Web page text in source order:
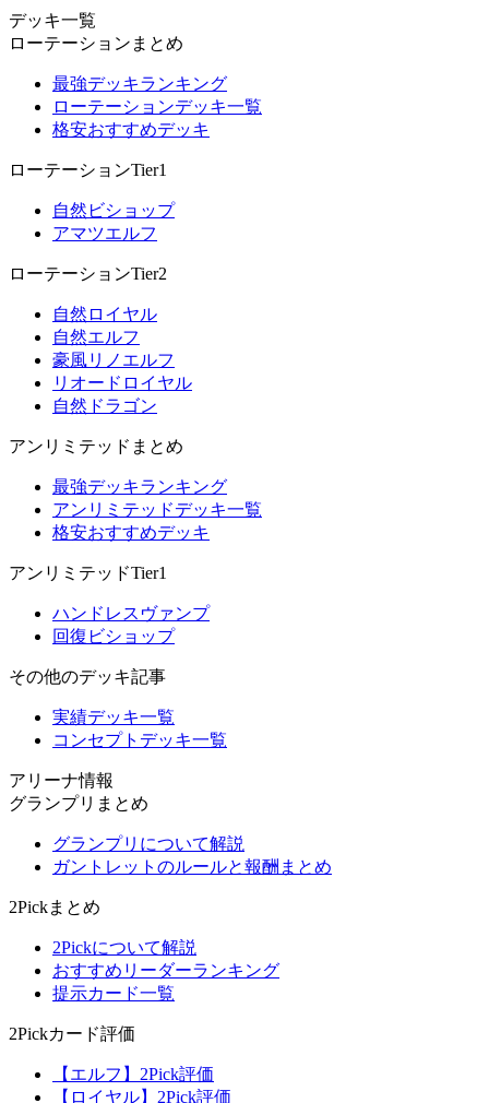
デッキ一覧
ローテーションまとめ
最強デッキランキング
ローテーションデッキ一覧
格安おすすめデッキ
ローテーションTier1
自然ビショップ
アマツエルフ
ローテーションTier2
自然ロイヤル
自然エルフ
豪風リノエルフ
リオードロイヤル
自然ドラゴン
アンリミテッドまとめ
最強デッキランキング
アンリミテッドデッキ一覧
格安おすすめデッキ
アンリミテッドTier1
ハンドレスヴァンプ
回復ビショップ
その他のデッキ記事
実績デッキ一覧
コンセプトデッキ一覧
アリーナ情報
グランプリまとめ
グランプリについて解説
ガントレットのルールと報酬まとめ
2Pickまとめ
2Pickについて解説
おすすめリーダーランキング
提示カード一覧
2Pickカード評価
【エルフ】2Pick評価
【ロイヤル】2Pick評価